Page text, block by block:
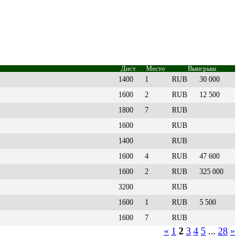
Дист. Место Выигрыш
1400 1 RUB
30 000
1600 2 RUB
12 500
1800 7
RUB
1600
RUB
1400
RUB
1600 4 RUB
47 600
1600 2 RUB
325 000
3200
RUB
1600 1 RUB
5 500
1600 7 RUB
« 1 2 3 4 5 ... 28 »